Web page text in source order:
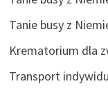
Tanie busy z
Krematorium dla
Transport